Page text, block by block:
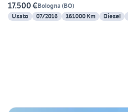
17.500 €Bologna (BO)
Usato
07/2016 161000 Km Diesel